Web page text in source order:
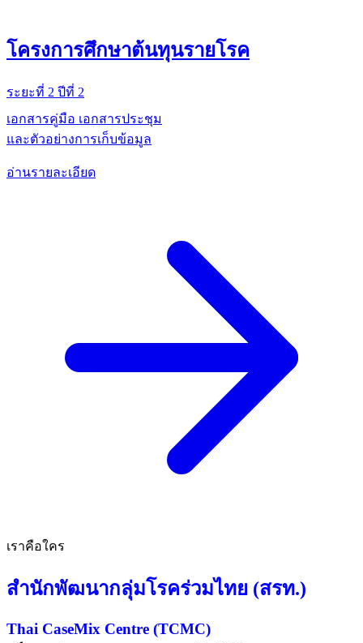
โครงการศึกษาต้นทุนรายโรค
ระยะที่ 2 ปีที่ 2
เอกสารคู่มือ เอกสารประชุม
และตัวอย่างการเก็บข้อมูล
อ่านรายละเอียด
เราคือใคร
สำนักพัฒนากลุ่มโรคร่วมไทย (สรท.)
Thai CaseMix Centre (TCMC)